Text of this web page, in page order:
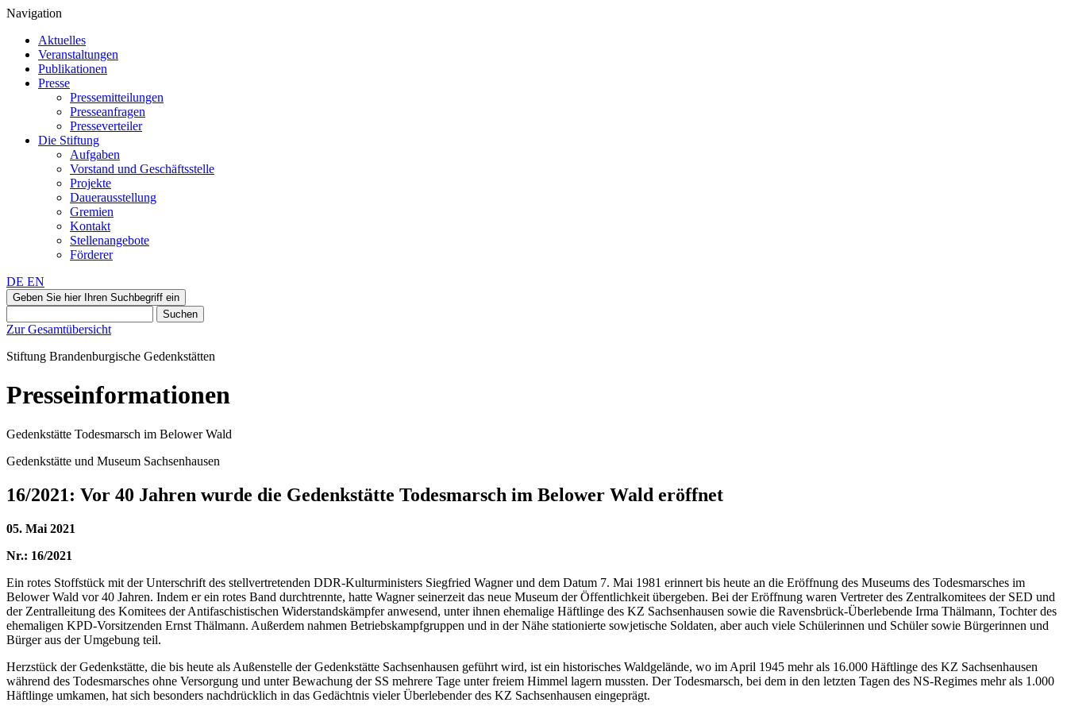
Navigation
Aktuelles
Veranstaltungen
Publikationen
Presse
Pressemitteilungen
Presseanfragen
Presseverteiler
Die Stiftung
Aufgaben
Vorstand und Geschäftsstelle
Projekte
Dauerausstellung
Gremien
Kontakt
Stellenangebote
Förderer
DE EN
Geben Sie hier Ihren Suchbegriff ein
Suchen
Zur Gesamtübersicht
Stiftung Brandenburgische Gedenkstätten
Presseinformationen
Gedenkstätte Todesmarsch im Belower Wald
Gedenkstätte und Museum Sachsenhausen
16/2021: Vor 40 Jahren wurde die Gedenkstätte Todesmarsch im Belower Wald eröffnet
05. Mai 2021
Nr.: 16/2021
Ein rotes Stoffstück mit der Unterschrift des stellvertretenden DDR-Kulturministers Siegfried Wagner und dem Datum 7. Mai 1981 erinnert bis heute an die Eröffnung des Museums des Todesmarsches im
Belower Wald vor 40 Jahren. Indem er ein rotes Band durchtrennte, hatte Wagner seinerzeit das neue Museum der Öffentlichkeit übergeben. Bei der Eröffnung waren Vertreter des Zentralkomitees der SED und
der Zentralleitung des Komitees der Antifaschistischen Widerstandskämpfer anwesend, unter ihnen ehemalige Häftlinge des KZ Sachsenhausen sowie die Ravensbrück-Überlebende Irma Thälmann, Tochter des
ehemaligen KPD-Vorsitzenden Ernst Thälmann. Außerdem nahmen Betriebskampfgruppen und in der Nähe stationierte sowjetische Soldaten, aber auch viele Schülerinnen und Schüler sowie Bürgerinnen und
Bürger aus der Umgebung teil.
Herzstück der Gedenkstätte, die bis heute als Außenstelle der Gedenkstätte Sachsenhausen geführt wird, ist ein historisches Waldgelände, wo im April 1945 mehr als 16.000 Häftlinge des KZ Sachsenhausen
während des Todesmarsches ohne Versorgung und unter Bewachung der SS mehrere Tage unter freiem Himmel lagern mussten. Der Todesmarsch, bei dem in den letzten Tagen des NS-Regimes mehr als 1.000
Häftlinge umkamen, hat sich besonders nachdrücklich in das Gedächtnis vieler Überlebender des KZ Sachsenhausen eingeprägt.